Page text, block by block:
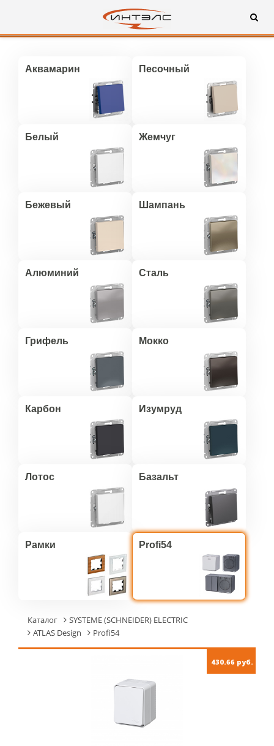
Аквамарин Песочный
Белый Жемчуг
Бежевый Шампань
Алюминий Сталь
Грифель Мокко
Карбон Изумруд
Лотос Базальт
Рамки Profi54
Каталог
SYSTEME (SCHNEIDER) ELECTRIC
ATLAS Design
Profi54
430.66 руб.